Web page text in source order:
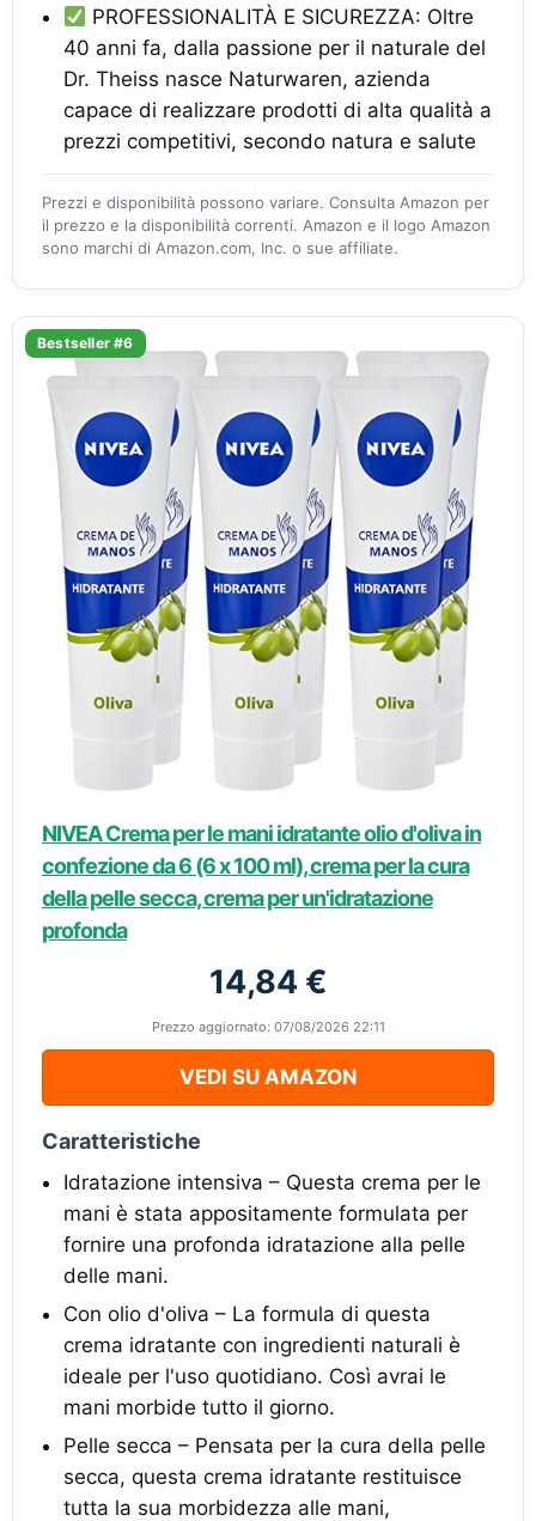
PROFESSIONALITÀ E SICUREZZA: Oltre
40 anni fa, dalla passione per il naturale del
Dr. Theiss nasce Naturwaren, azienda
capace di realizzare prodotti di alta qualità a
prezzi competitivi, secondo natura e salute
Prezzi e disponibilità possono variare. Consulta Amazon per
il prezzo e la disponibilità correnti. Amazon e il logo Amazon
sono marchi di Amazon.com, Inc. o sue affiliate.
Bestseller #6
NIVEA Crema per le mani idratante olio d'oliva in
confezione da 6 (6 x 100 ml), crema per la cura
della pelle secca, crema per un'idratazione
profonda
14,84 €
Prezzo aggiornato: 07/08/2026 22:11
VEDI SU AMAZON
Caratteristiche
Idratazione intensiva – Questa crema per le
mani è stata appositamente formulata per
fornire una profonda idratazione alla pelle
delle mani.
Con olio d'oliva – La formula di questa
crema idratante con ingredienti naturali è
ideale per l'uso quotidiano. Così avrai le
mani morbide tutto il giorno.
Pelle secca – Pensata per la cura della pelle
secca, questa crema idratante restituisce
tutta la sua morbidezza alle mani,